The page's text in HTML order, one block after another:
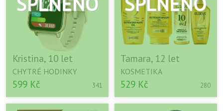
Kristina, 10 let
CHYTRÉ HODINKY
599 Kč 341
Tamara, 12 let
KOSMETIKA
529 Kč 280